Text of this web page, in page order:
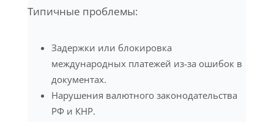
Типичные проблемы:
Задержки или блокировка
международных платежей из-за ошибок в
документах.
Нарушения валютного законодательства
РФ и КНР.